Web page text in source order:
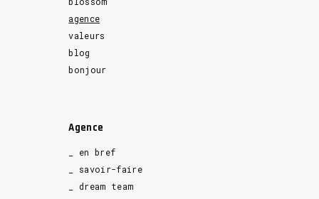
agence
valeurs
blog
bonjour
Agence
_ en bref
_ savoir-faire
_ dream team